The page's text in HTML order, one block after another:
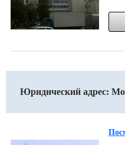
Юридический адрес: